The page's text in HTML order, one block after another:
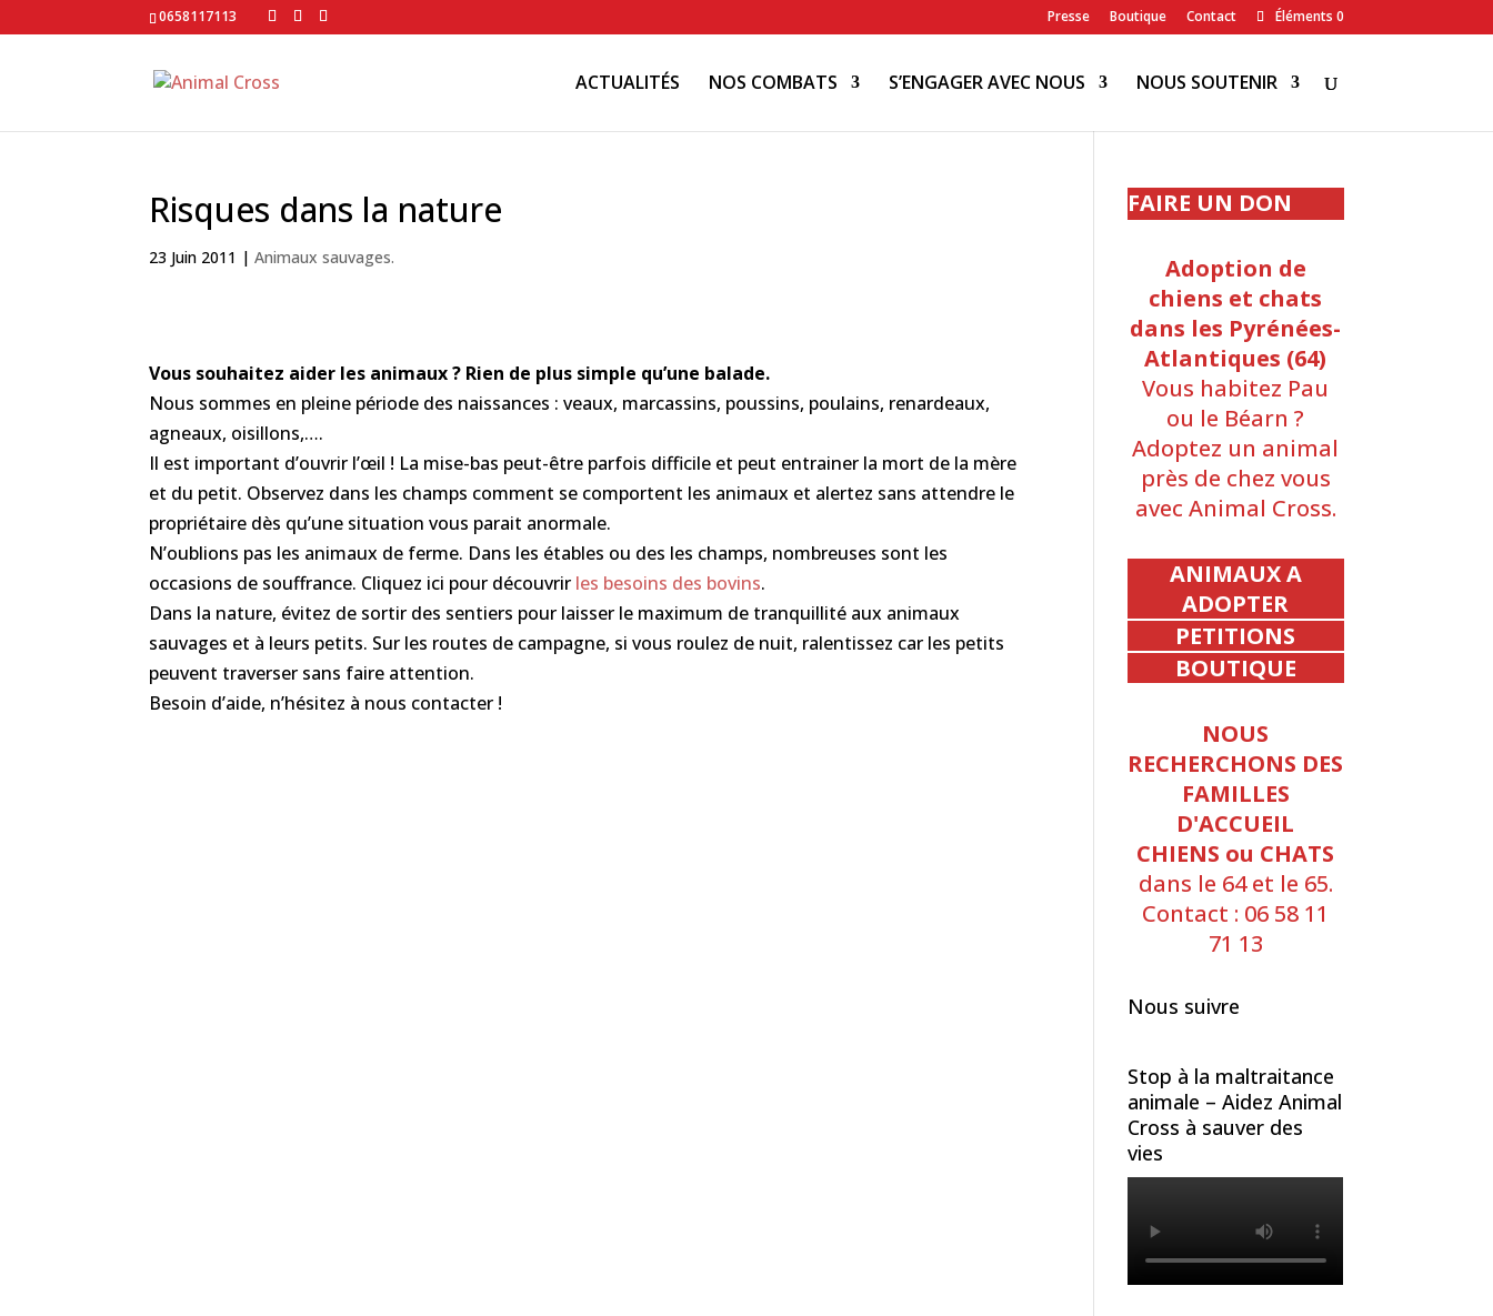
0658117113 Presse Boutique Contact Éléments 0
ACTUALITÉS NOS COMBATS S’ENGAGER AVEC NOUS NOUS SOUTENIR
Risques dans la nature
23 Juin 2011 |Animaux sauvages.
Vous souhaitez aider les animaux ? Rien de plus simple qu’une balade.
Nous sommes en pleine période des naissances : veaux, marcassins, poussins, poulains, renardeaux,
agneaux, oisillons,….
Il est important d’ouvrir l’œil ! La mise-bas peut-être parfois difficile et peut entrainer la mort de la mère
et du petit. Observez dans les champs comment se comportent les animaux et alertez sans attendre le
propriétaire dès qu’une situation vous parait anormale.
N’oublions pas les animaux de ferme. Dans les étables ou des les champs, nombreuses sont les
occasions de souffrance. Cliquez ici pour découvrir les besoins des bovins.
Dans la nature, évitez de sortir des sentiers pour laisser le maximum de tranquillité aux animaux
sauvages et à leurs petits. Sur les routes de campagne, si vous roulez de nuit, ralentissez car les petits
peuvent traverser sans faire attention.
Besoin d’aide, n’hésitez à nous contacter !
FAIRE UN DON
Adoption de
chiens et chats
dans les Pyrénées-
Atlantiques (64)
Vous habitez Pau
ou le Béarn ?
Adoptez un animal
près de chez vous
avec Animal Cross.
ANIMAUX A
ADOPTER
PETITIONS
BOUTIQUE
NOUS
RECHERCHONS DES
FAMILLES
D'ACCUEIL
CHIENS ou CHATS
dans le 64 et le 65.
Contact : 06 58 11
71 13
Nous suivre
Stop à la maltraitance
animale – Aidez Animal
Cross à sauver des
vies